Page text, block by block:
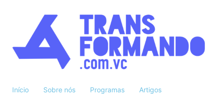
Início Sobre nós Programas Artigos